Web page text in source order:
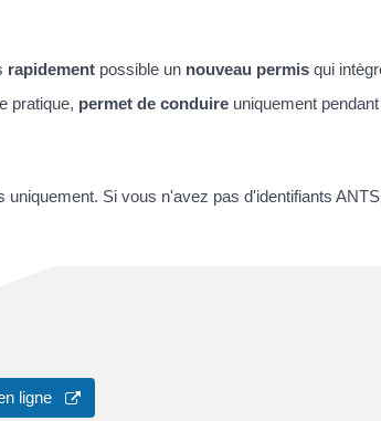
rapidement possible un nouveau permis qui
pratique, permet de conduire uniquement pendant
uniquement. Si vous n'avez pas d'identifiants
ligne